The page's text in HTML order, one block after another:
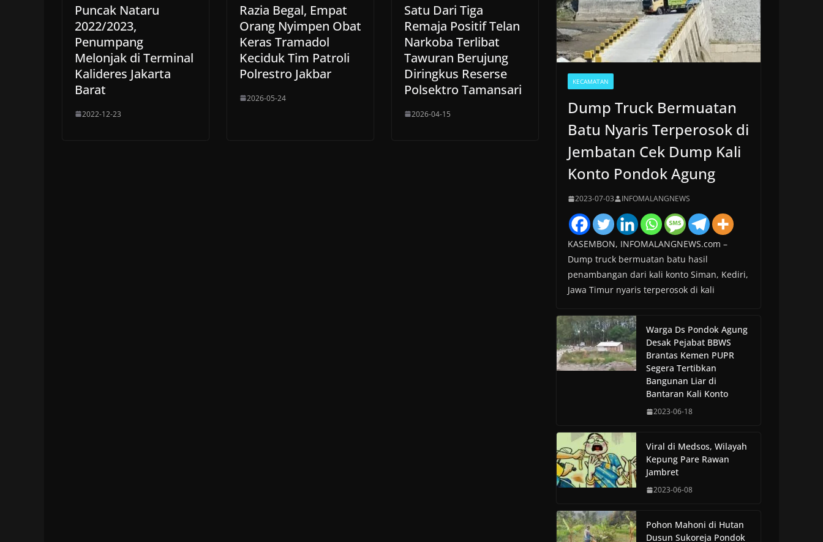
Puncak Nataru
2022/2023,
Penumpang
Melonjak di Terminal
Kalideres Jakarta
Barat
2022-12-23
Razia Begal, Empat
Orang Nyimpen Obat
Keras Tramadol
Keciduk Tim Patroli
Polrestro Jakbar
2026-05-24
Satu Dari Tiga
Remaja Positif Telan
Narkoba Terlibat
Tawuran Berujung
Diringkus Reserse
Polsektro Tamansari
2026-04-15
KECAMATAN
Dump Truck Bermuatan
Batu Nyaris Terperosok di
Jembatan Cek Dump Kali
Konto Pondok Agung
2023-07-03 INFOMALANGNEWS
KASEMBON, INFOMALANGNEWS.com –
Dump truck bermuatan batu hasil
penambangan dari kali konto Siman, Kediri,
Jawa Timur nyaris terperosok di kali
Warga Ds Pondok Agung
Desak Pejabat BBWS
Brantas Kemen PUPR
Segera Tertibkan
Bangunan Liar di
Bantaran Kali Konto
2023-06-18
Viral di Medsos, Wilayah
Kepung Pare Rawan
Jambret
2023-06-08
Pohon Mahoni di Hutan
Dusun Sukoreja Pondok